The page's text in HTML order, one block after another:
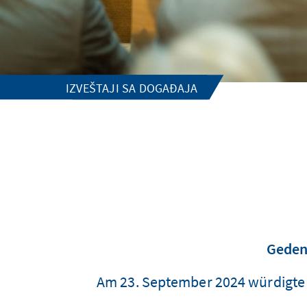
IZVEŠTAJI SA DOGAĐAJA
Am 23. September 2024